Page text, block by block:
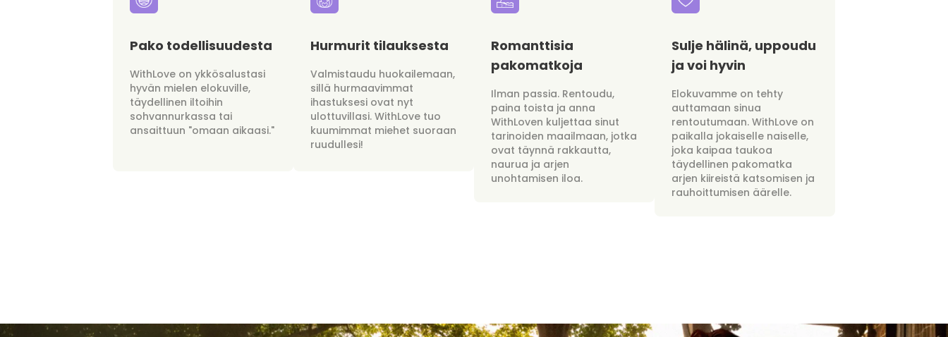
Pako todellisuudesta
WithLove on ykkösalustasi
hyvän mielen elokuville,
täydellinen iltoihin
sohvannurkassa tai
ansaittuun "omaan aikaasi."
Hurmurit tilauksesta
Valmistaudu huokailemaan,
sillä hurmaavimmat
ihastuksesi ovat nyt
ulottuvillasi. WithLove tuo
kuumimmat miehet suoraan
ruudullesi!
Romanttisia
pakomatkoja
Ilman passia. Rentoudu,
paina toista ja anna
WithLoven kuljettaa sinut
tarinoiden maailmaan, jotka
ovat täynnä rakkautta,
naurua ja arjen
unohtamisen iloa.
Sulje hälinä, uppoudu
ja voi hyvin
Elokuvamme on tehty
auttamaan sinua
rentoutumaan. WithLove on
paikalla jokaiselle naiselle,
joka kaipaa taukoa
täydellinen pakomatka
arjen kiireistä katsomisen ja
rauhoittumisen äärelle.